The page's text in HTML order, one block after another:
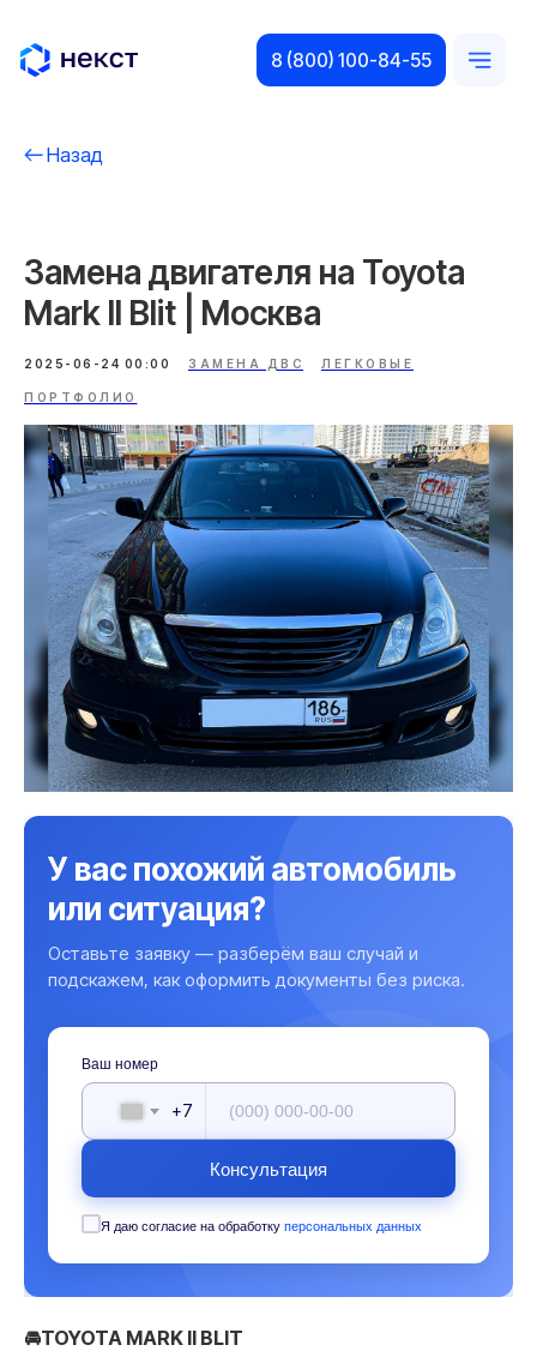
8 (800) 100-84-55
Замена двигателя на Toyota
Mark II Blit | Москва
2025-06-24 00:00 ЗАМЕНА ДВС ЛЕГКОВЫЕ
ПОРТФОЛИО
У вас похожий автомобиль
или ситуация?
Оставьте заявку — разберём ваш случай и
подскажем, как оформить документы без риска.
Ваш номер
+7
Консультация
Я даю согласие на обработку персональных данных
🚘TOYOTA MARK II BLIT